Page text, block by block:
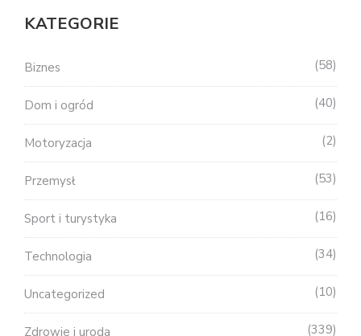
KATEGORIE
Biznes 58
Dom i ogród 40
Motoryzacja 2
Przemysł 53
Sport i turystyka 16
Technologia 34
Uncategorized 10
Zdrowie i uroda 339